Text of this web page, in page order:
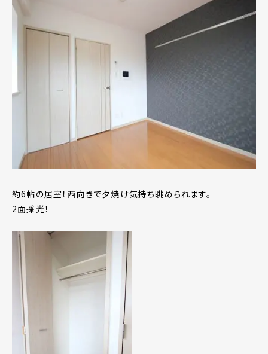
約6帖の居室！西向きで夕焼け気持ち眺められます。
2面採光！